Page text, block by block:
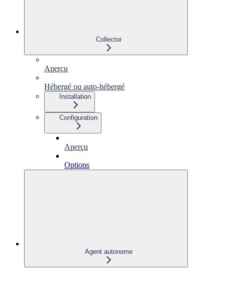
Collector
Aperçu
Hébergé ou auto-hébergé
Installation
Configuration
Aperçu
Options
Agent autonome